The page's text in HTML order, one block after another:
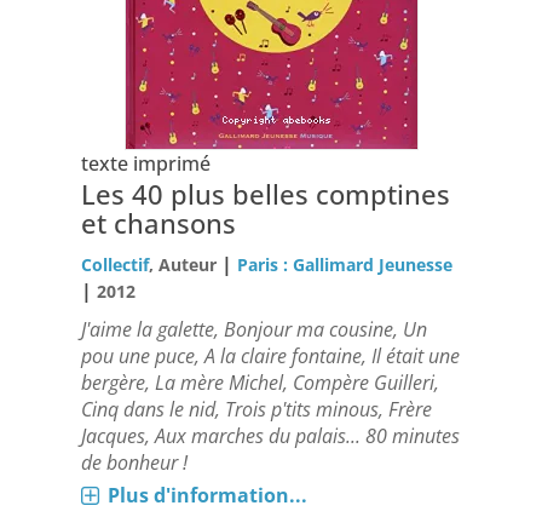
texte imprimé
Les 40 plus belles comptines
et chansons
Collectif, Auteur | Paris : Gallimard Jeunesse
|2012
J'aime la galette, Bonjour ma cousine, Un
pou une puce, A la claire fontaine, Il était une
bergère, La mère Michel, Compère Guilleri,
Cinq dans le nid, Trois p'tits minous, Frère
Jacques, Aux marches du palais... 80 minutes
de bonheur !
Plus d'information...